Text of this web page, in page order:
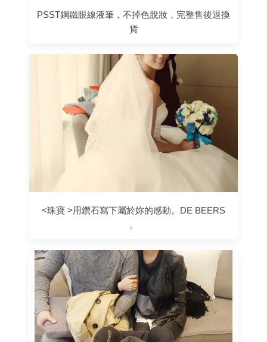
PSST鋼鐵眼線液筆，不掉色脫妝，完整售後退換
貨
<珠寶 >用鑽石寫下屬於妳的感動。DE BEERS
。